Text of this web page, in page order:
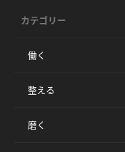
カテゴリー
働く
整える
磨く